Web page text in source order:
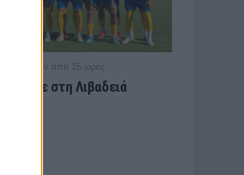
/ πριν από 15 ώρες
φινάλε στη Λιβαδειά